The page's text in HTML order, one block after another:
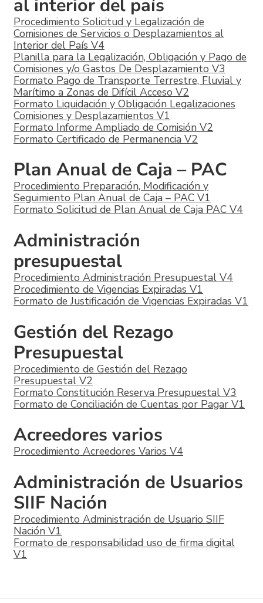
al interior del país
Procedimiento Solicitud y Legalización de
Comisiones de Servicios o Desplazamientos al
Interior del País V4
Planilla para la Legalización, Obligación y Pago de
Comisiones y/o Gastos De Desplazamiento V3
Formato Pago de Transporte Terrestre, Fluvial y
Marítimo a Zonas de Difícil Acceso V2
Formato Liquidación y Obligación Legalizaciones
Comisiones y Desplazamientos V1
Formato Informe Ampliado de Comisión V2
Formato Certificado de Permanencia V2
Plan Anual de Caja – PAC
Procedimiento Preparación, Modificación y
Seguimiento Plan Anual de Caja – PAC V1
Formato Solicitud de Plan Anual de Caja PAC V4
Administración
presupuestal
Procedimiento Administración Presupuestal V4
Procedimiento de Vigencias Expiradas V1
Formato de Justificación de Vigencias Expiradas V1
Gestión del Rezago
Presupuestal
Procedimiento de Gestión del Rezago
Presupuestal V2
Formato Constitución Reserva Presupuestal V3
Formato de Conciliación de Cuentas por Pagar V1
Acreedores varios
Procedimiento Acreedores Varios V4
Administración de Usuarios
SIIF Nación
Procedimiento Administración de Usuario SIIF
Nación V1
Formato de responsabilidad uso de firma digital
V1